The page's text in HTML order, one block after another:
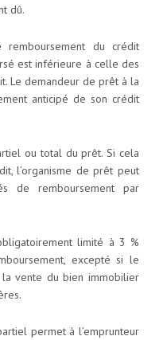
dû.
remboursement du crédit
est inférieure à celle des
Le demandeur de prêt à la
anticipé de son crédit
ou total du prêt. Si cela
l’organisme de prêt peut
de remboursement par
limité à 3 %
excepté si le
vente du bien immobilier
permet à l’emprunteur